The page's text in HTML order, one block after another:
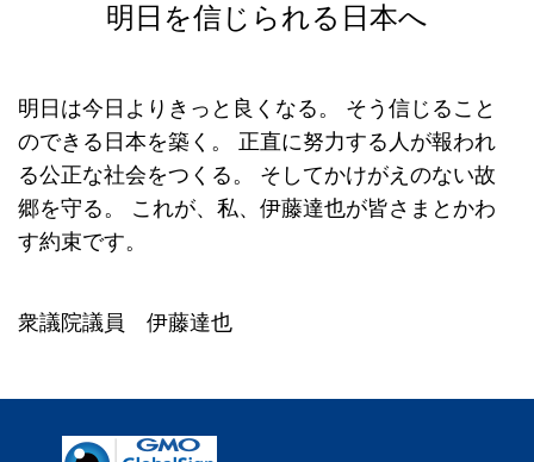
明日を信じられる日本へ
明日は今日よりきっと良くなる。
そう信じること
のできる日本を築く。
正直に努力する人が報われ
る公正な社会をつくる。
そしてかけがえのない故
郷を守る。
これが、私、伊藤達也が皆さまとかわ
す約束です。
衆議院議員 伊藤達也